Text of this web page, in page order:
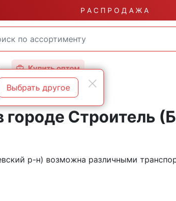
Р А С П Р О Д А Ж А
Купить оптом
Строитель
р-н) возможна различными
Выбрать другое